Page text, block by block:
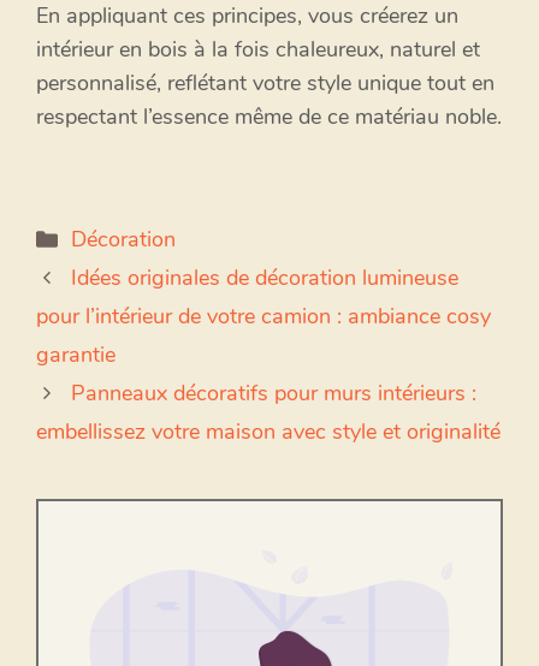
En appliquant ces principes, vous créerez un
intérieur en bois à la fois chaleureux, naturel et
personnalisé, reflétant votre style unique tout en
respectant l’essence même de ce matériau noble.
Catégories
Décoration
Idées originales de décoration lumineuse
pour l’intérieur de votre camion : ambiance cosy
garantie
Panneaux décoratifs pour murs intérieurs :
embellissez votre maison avec style et originalité